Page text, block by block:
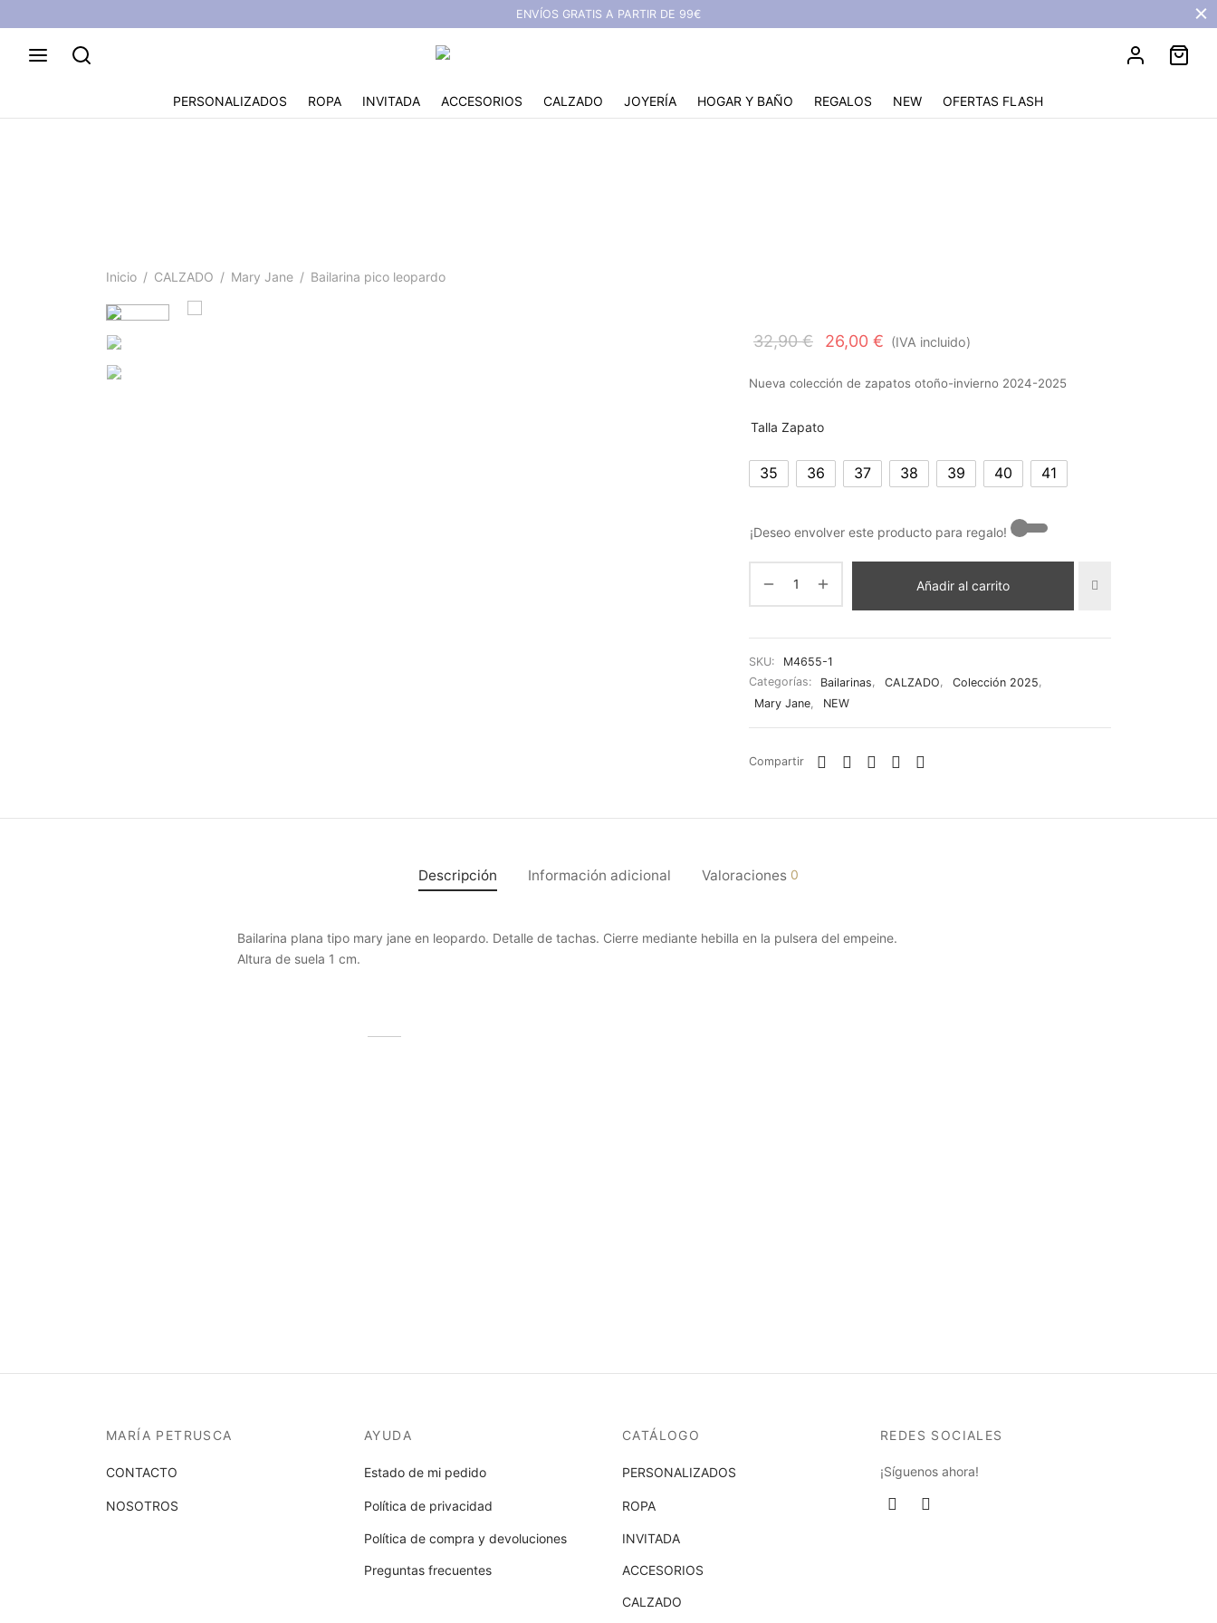
ENVÍOS GRATIS A PARTIR DE 99€
PERSONALIZADOS ROPA INVITADA ACCESORIOS CALZADO JOYERÍA HOGAR Y BAÑO REGALOS NEW OFERTAS FLASH
Inicio / CALZADO / Mary Jane / Bailarina pico leopardo
32,90€
El
era:
26,00 € El
(IVA incluido)
Nueva colección de zapatos otoño-invierno 2024-2025
Talla Zapato
35 36 37 38 39 40 41
¡Deseo envolver este producto para regalo! -
Añadir al carrito
SKU:
M4655-1
Categorías:
Bailarinas, CALZADO, Colección 2025,
Mary Jane
NEW
Compartir
Descripción Información adicional Valoraciones 0
Bailarina plana tipo mary jane en leopardo. Detalle de tachas. Cierre mediante hebilla en la pulsera del empeine.
Altura de suela 1 cm.
MARÍA PETRUSCA
CONTACTO
NOSOTROS
AYUDA
Estado de mi pedido
Política de privacidad
Política de compra y devoluciones
Preguntas frecuentes
CATÁLOGO
PERSONALIZADOS
ROPA
INVITADA
ACCESORIOS
CALZADO
REDES SOCIALES
¡Síguenos ahora!